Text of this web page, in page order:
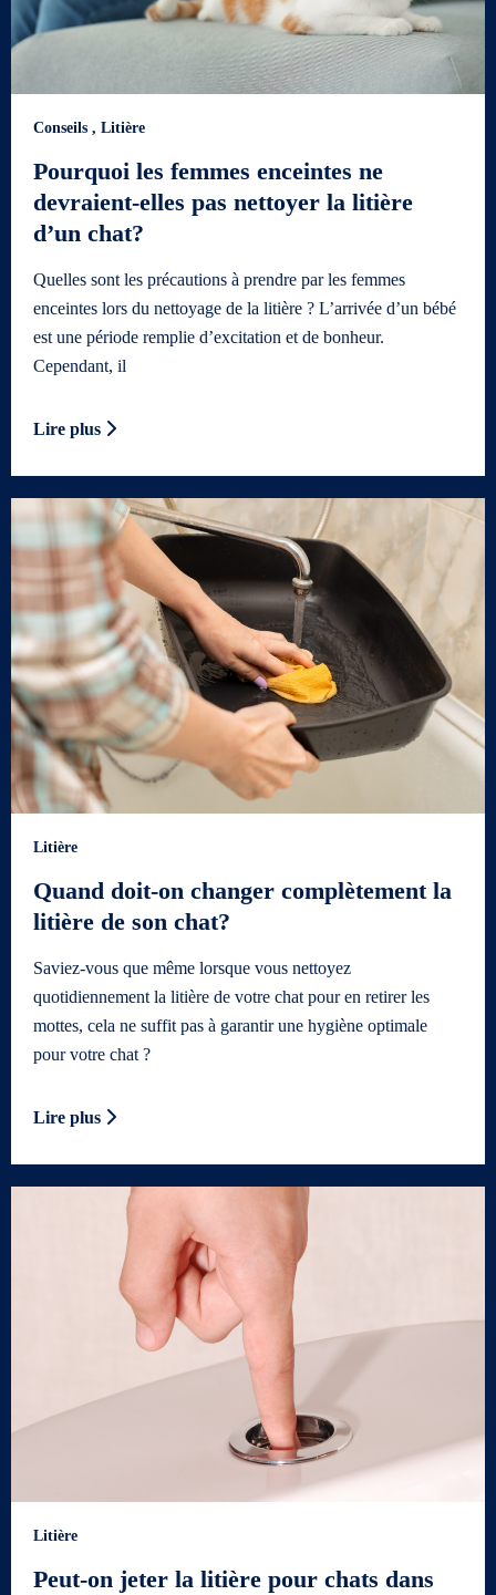
Conseils , Litière
Pourquoi les femmes enceintes ne
devraient-elles pas nettoyer la litière
d’un chat?
Quelles sont les précautions à prendre par les femmes
enceintes lors du nettoyage de la litière ? L’arrivée d’un bébé
est une période remplie d’excitation et de bonheur.
Cependant, il
Lire plus
Litière
Quand doit-on changer complètement la
litière de son chat?
Saviez-vous que même lorsque vous nettoyez
quotidiennement la litière de votre chat pour en retirer les
mottes, cela ne suffit pas à garantir une hygiène optimale
pour votre chat ?
Lire plus
Litière
Peut-on jeter la litière pour chats dans